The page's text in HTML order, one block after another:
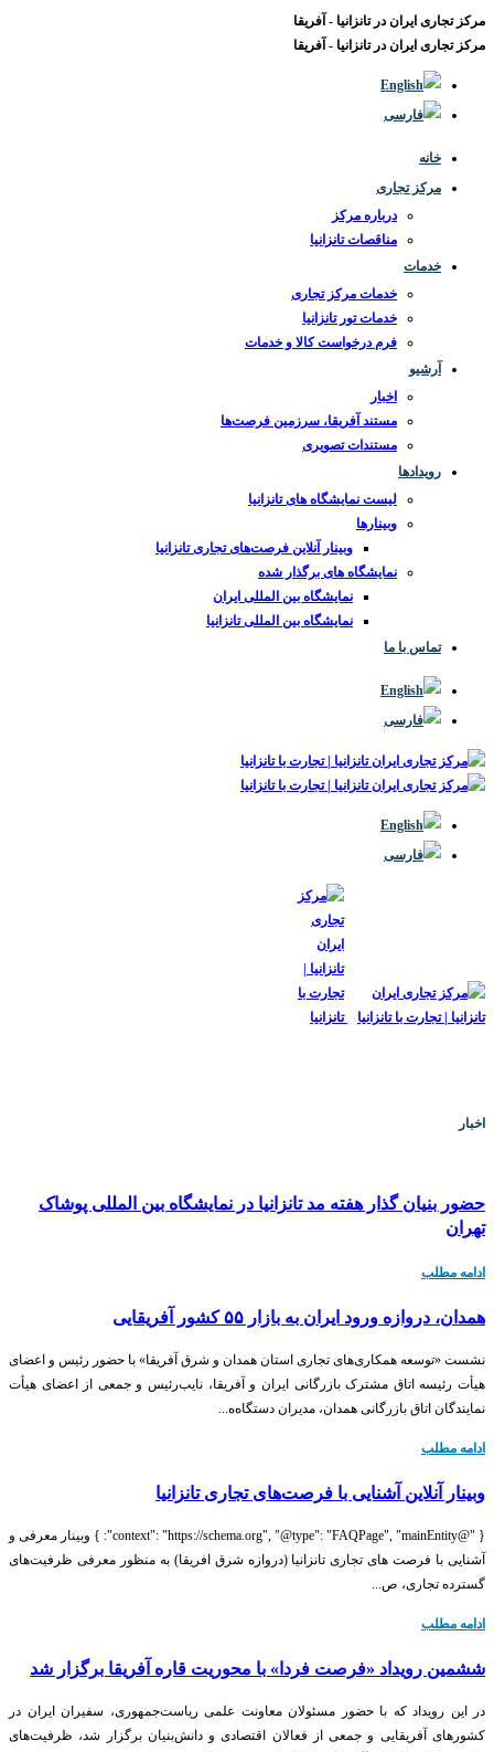
مرکز تجاری ایران در تانزانیا - آفریقا
مرکز تجاری ایران در تانزانیا - آفریقا
خانه
مرکز تجاری
درباره مرکز
مناقصات تانزانیا
خدمات
خدمات مرکز تجاری
خدمات تور تانزانیا
فرم درخواست کالا و خدمات
آرشیو
اخبار
مستند آفریقا، سرزمین فرصت‌ها
مستندات تصویری
رویدادها
لیست نمایشگاه های تانزانیا
وبینارها
وبینار آنلاین فرصت‌های تجاری تانزانیا
نمایشگاه های برگذار شده
نمایشگاه بین المللی ایران
نمایشگاه بین المللی تانزانیا
تماس با ما
اخبار
حضور بنیان گذار هفته مد تانزانیا در نمایشگاه بین المللی پوشاک
تهران
ادامه مطلب
همدان، دروازه ورود ایران به بازار ۵۵ کشور آفریقایی
نشست «توسعه همکاری‌های تجاری استان همدان و شرق آفریقا» با حضور رئیس و اعضای
هیأت رئیسه اتاق مشترک بازرگانی ایران و آفریقا، نایب‌رئیس و جمعی از اعضای هیأت
نمایندگان اتاق بازرگانی همدان، مدیران دستگاه‌ه...
ادامه مطلب
وبینار آنلاین آشنایی با فرصت‌های تجاری تانزانیا
{ "@context": "https://schema.org", "@type": "FAQPage", "mainEntity": } وبینار معرفی و
آشنایی با فرصت های تجاری تانزانیا (دروازه شرق افریقا) به منظور معرفی ظرفیت‌های
گسترده تجاری، ص...
ادامه مطلب
ششمین رویداد «فرصت فردا» با محوریت قاره آفریقا برگزار شد
در این رویداد که با حضور مسئولان معاونت علمی ریاست‌جمهوری، سفیران ایران در
کشورهای آفریقایی و جمعی از فعالان اقتصادی و دانش‌بنیان برگزار شد، ظرفیت‌های